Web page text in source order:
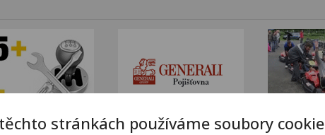
stránkách používáme soubory cookie